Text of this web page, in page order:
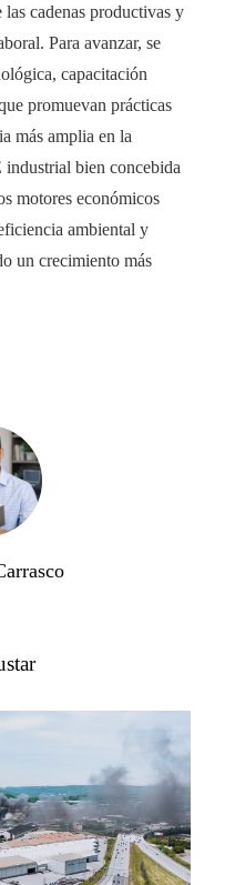
cadenas productivas y
Para avanzar, se
capacitación
promuevan prácticas
más amplia en la
bien concebida
motores económicos
ambiental y
un crecimiento más